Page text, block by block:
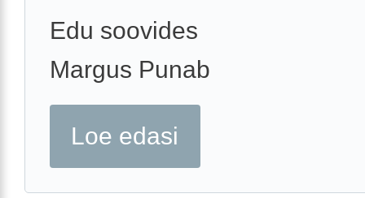
Edu soovides
Margus Punab
Loe edasi